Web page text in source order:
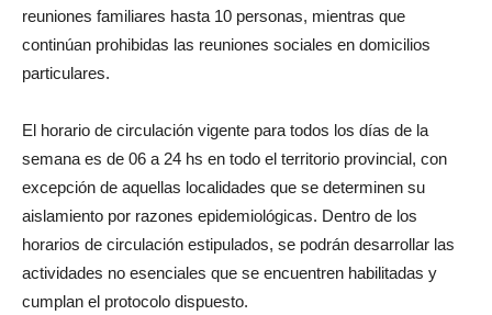
reuniones familiares hasta 10 personas, mientras que
continúan prohibidas las reuniones sociales en domicilios
particulares.
El horario de circulación vigente para todos los días de la
semana es de 06 a 24 hs en todo el territorio provincial, con
excepción de aquellas localidades que se determinen su
aislamiento por razones epidemiológicas. Dentro de los
horarios de circulación estipulados, se podrán desarrollar las
actividades no esenciales que se encuentren habilitadas y
cumplan el protocolo dispuesto.